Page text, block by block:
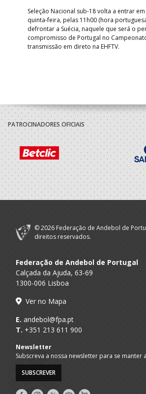
Seleção Nacional sub-18 volta a entrar
quinta-feira, pelas 11h00 (hora
defrontar a Suécia, naquele que será o
compromisso de Portugal no
transmissão em direto na EHFTV.
PATROCINADORES OFICIAIS
© 2026 Federação de Andebol de
direitos reservados.
Federação de Andebol de Portugal
Calçada da Ajuda, 63-69
1300-006 Lisboa
Ver no Mapa
E. andebol@fpa.pt
T. +351 213 611 900
Newsletter
Subscreva a nossa newsletter para se manter
SUBSCREVER